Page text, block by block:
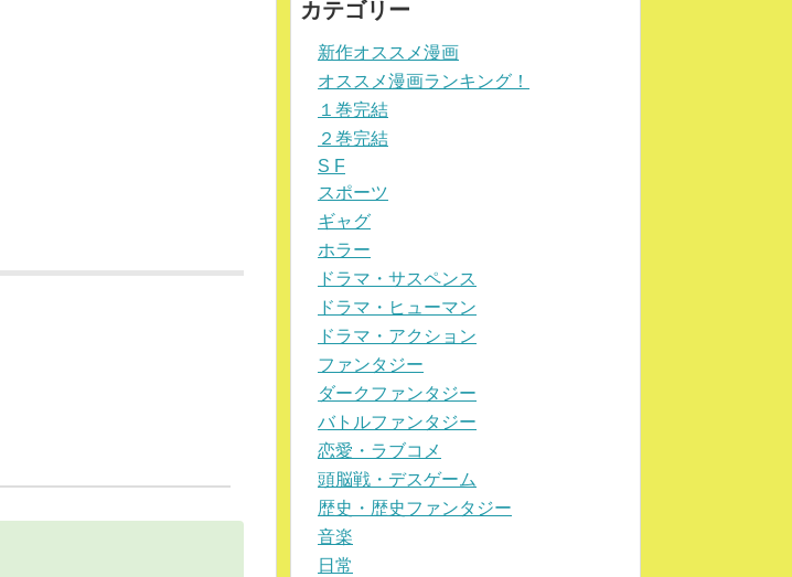
カテゴリー
新作オススメ漫画
オススメ漫画ランキング！
１巻完結
２巻完結
S F
スポーツ
ギャグ
ホラー
ドラマ・サスペンス
ドラマ・ヒューマン
ドラマ・アクション
ファンタジー
ダークファンタジー
バトルファンタジー
恋愛・ラブコメ
頭脳戦・デスゲーム
歴史・歴史ファンタジー
音楽
日常